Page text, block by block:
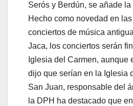
Serós y Berdún, se añade
Hecho como novedad en
conciertos de música
Jaca, los conciertos serán
Iglesia del Carmen, aunque
dijo que serían en la Iglesia
San Juan, responsable del
la DPH ha destacado que